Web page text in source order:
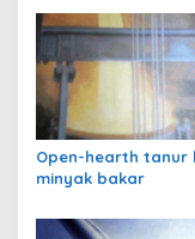
g
a
s
i
p
o
s
Open-hearth tanur
minyak bakar